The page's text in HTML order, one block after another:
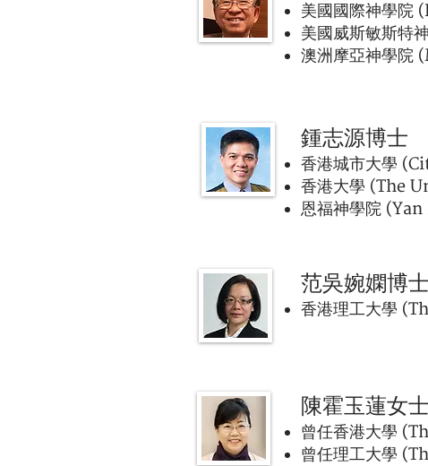
美國國際神學
美國威斯敏斯
澳洲摩亞神學院
鍾志源博士
香港城市大學
香港大學 (The
恩福神學院
范吳婉嫻博士
香港理工大學
陳霍玉蓮女士
曾任香港大學
曾任理工大學